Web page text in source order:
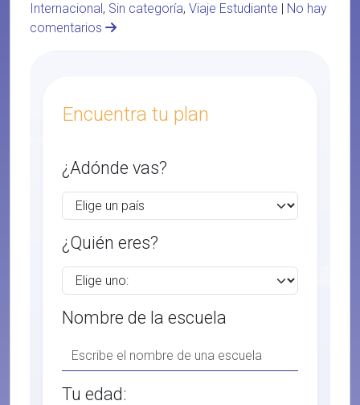
Internacional, Sin categoría, Viaje Estudiante | No hay
comentarios
Encuentra tu plan
¿Adónde vas?
¿Quién eres?
Nombre de la escuela
Tu edad: